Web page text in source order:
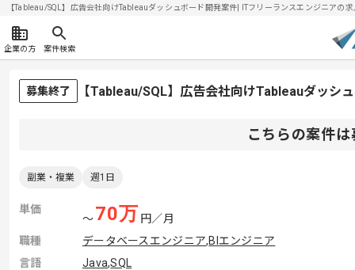
【Tableau/SQL】広告会社向けTableauダッシュボード開発案件| ITフリーランスエンジニアの
企業の方 案件検索
募集終了 【Tableau/SQL】広告会社向けTableauダッシ
こちらの案件
副業・複業 週1日
単価
〜70万 円／月
職種
データベースエンジニア,BIエンジニア
言語
Java,SQL